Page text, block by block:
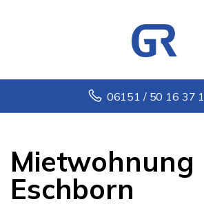
06151 / 50 16 37 1
Mietwohnung
Eschborn